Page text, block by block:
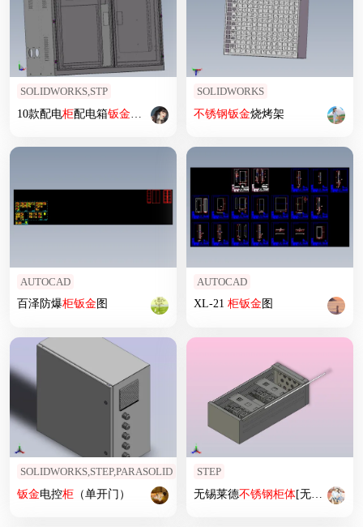
SOLIDWORKS,STP
10款配电柜配电箱钣金 结构集合
SOLIDWORKS
不锈钢钣金烧烤架
AUTOCAD
百泽防爆柜钣金图
AUTOCAD
XL-21 柜钣金图
SOLIDWORKS,STEP,PARASOLID
钣金电控柜（单开门）
STEP
无锡莱德不锈钢柜体[无锡莱德 不